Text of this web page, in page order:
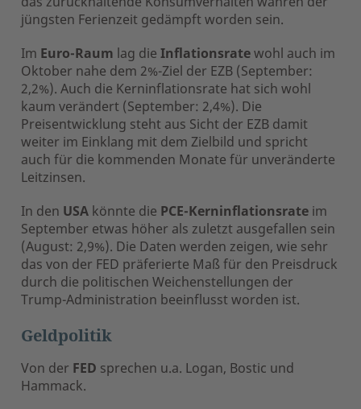
jüngsten Ferienzeit gedämpft worden sein.
Im Euro-Raum lag die Inflationsratewohl auch im
Oktober nahe dem 2%-Ziel der EZB (September:
2,2%). Auch die Kerninflationsrate hat sich wohl
kaum verändert (September: 2,4%). Die
Preisentwicklung steht aus Sicht der EZB damit
weiter im Einklang mit dem Zielbild und spricht
auch für die kommenden Monate für unveränderte
Leitzinsen.
In den USA könnte die PCE-Kerninflationsrate im
September etwas höher als zuletzt ausgefallen sein
(August: 2,9%). Die Daten werden zeigen, wie sehr
das von der FED präferierte Maß für den Preisdruck
durch die politischen Weichenstellungen der
Trump-Administration beeinflusst worden ist.
Geldpolitik
Von der FED sprechen u.a. Logan, Bostic und
Hammack.